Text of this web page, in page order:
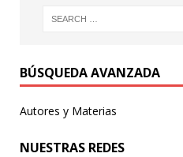
BÚSQUEDA AVANZADA
Autores y Materias
NUESTRAS REDES